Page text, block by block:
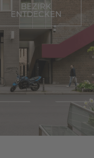
BEZIRK
ENTDECKEN